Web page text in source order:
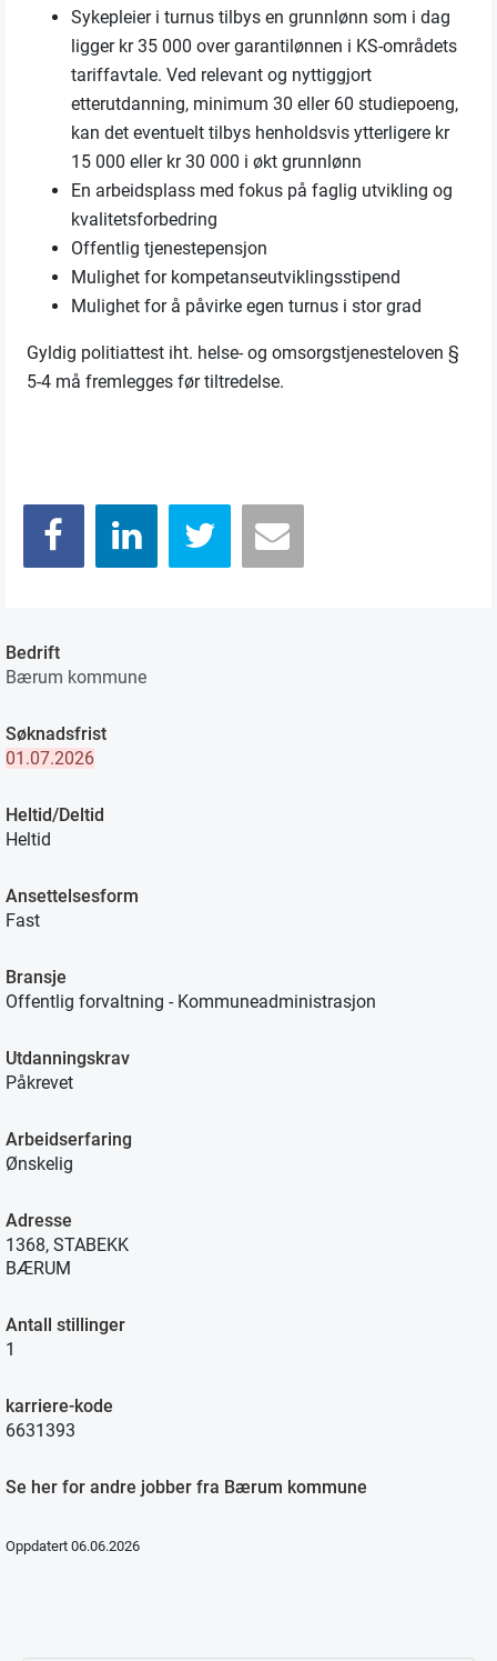
Sykepleier i turnus tilbys en grunnlønn som i dag
ligger kr 35 000 over garantilønnen i KS-områdets
tariffavtale. Ved relevant og nyttiggjort
etterutdanning, minimum 30 eller 60 studiepoeng,
kan det eventuelt tilbys henholdsvis ytterligere kr
15 000 eller kr 30 000 i økt grunnlønn
En arbeidsplass med fokus på faglig utvikling og
kvalitetsforbedring
Offentlig tjenestepensjon
Mulighet for kompetanseutviklingsstipend
Mulighet for å påvirke egen turnus i stor grad
Gyldig politiattest iht. helse- og omsorgstjenesteloven §
5-4 må fremlegges før tiltredelse.
Bedrift
Bærum kommune
Søknadsfrist
01.07.2026
Heltid/Deltid
Heltid
Ansettelsesform
Fast
Bransje
Offentlig forvaltning - Kommuneadministrasjon
Utdanningskrav
Påkrevet
Arbeidserfaring
Ønskelig
Adresse
1368, STABEKK
BÆRUM
Antall stillinger
1
karriere-kode
6631393
Se her for andre jobber fra Bærum kommune
Oppdatert 06.06.2026